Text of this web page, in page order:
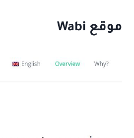
موقع Wabi